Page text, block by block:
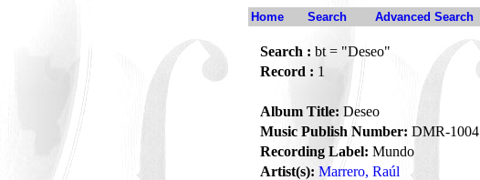
Home Search Advanced Search
Search : bt = "Deseo"
Record : 1
Album Title: Deseo
Music Publish Number: DMR-1004
Recording Label: Mundo
Artist(s): Marrero, Raúl